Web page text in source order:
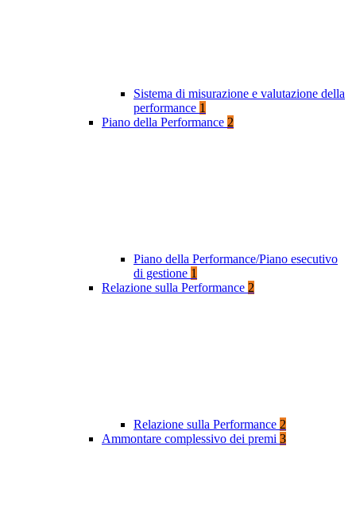
Sistema di misurazione e valutazione della
performance 1
Piano della Performance 2
Piano della Performance/Piano esecutivo
di gestione 1
Relazione sulla Performance 2
Relazione sulla Performance 2
Ammontare complessivo dei premi 3